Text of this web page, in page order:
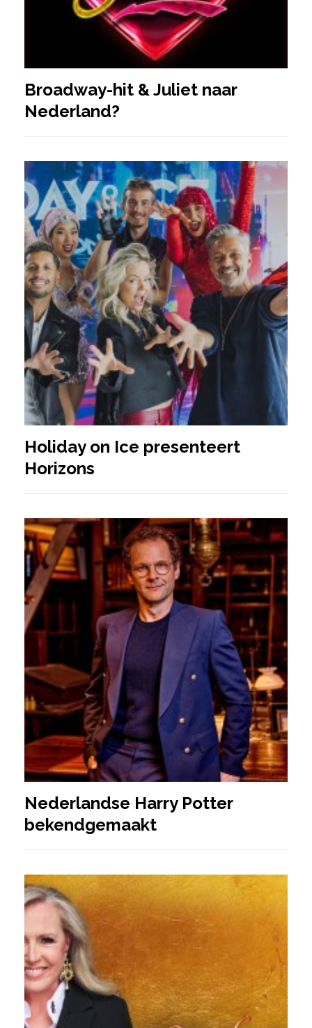
Broadway-hit & Juliet naar
Nederland?
Holiday on Ice presenteert
Horizons
Nederlandse Harry Potter
bekendgemaakt